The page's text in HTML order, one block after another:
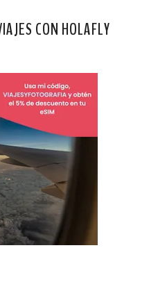
CON HOLAFLY